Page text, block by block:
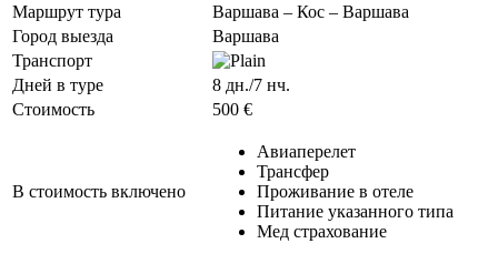
Маршрут тура
Варшава – Кос – Варшава
Город выезда
Варшава
Транспорт
Дней в туре
8 дн./7 нч.
Стоимость
500 €
В стоимость включено
Авиаперелет
Трансфер
Проживание в отеле
Питание указанного типа
Мед страхование